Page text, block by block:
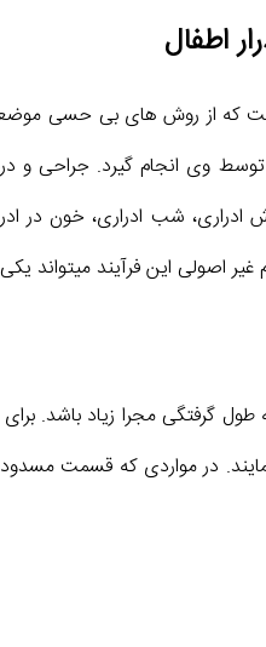
اطفال
شب ادراری، خون در
غیر اصولی این فرآیند
طول گرفتگی مجرا زیاد
در مواردی که قسمت